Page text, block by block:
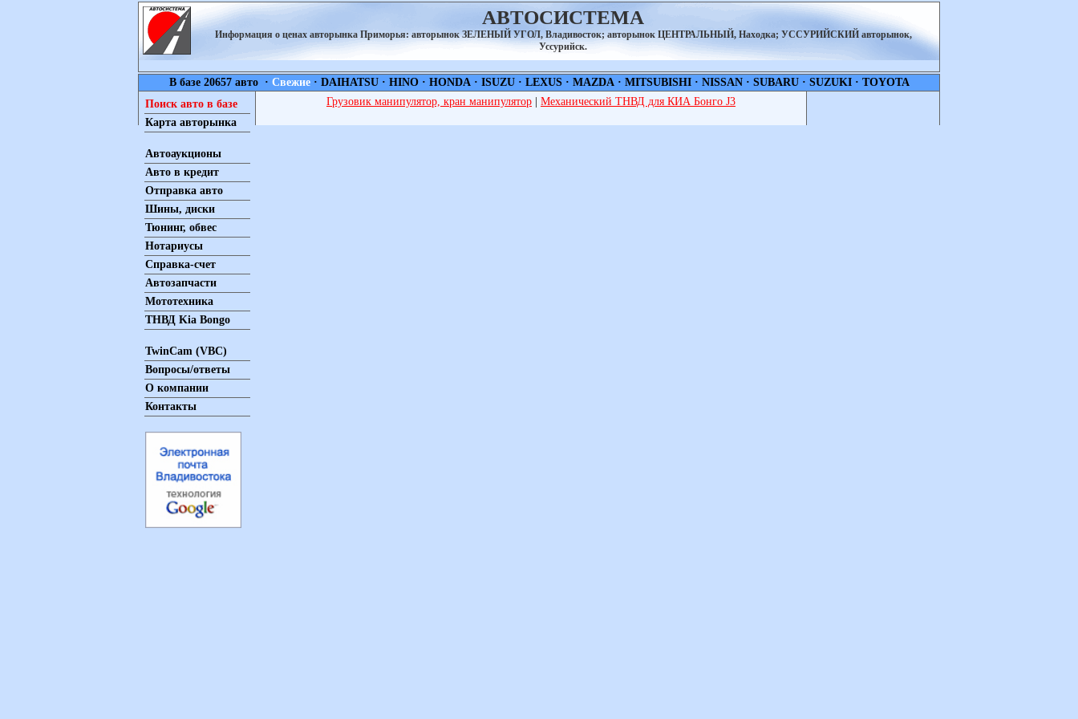
АВТОСИСТЕМА
Информация о ценах авторынка Приморья: авторынок ЗЕЛЕНЫЙ УГОЛ, Владивосток; авторынок ЦЕНТРАЛЬНЫЙ, Находка; УССУРИЙСКИЙ авторынок,
Уссурийск.
В базе 20657 авто · Свежие· DAIHATSU· HINO· HONDA· ISUZU· LEXUS· MAZDA· MITSUBISHI· NISSAN· SUBARU· SUZUKI· TOYOTA
Поиск авто в базе
Карта авторынка
Автоаукционы
Авто в кредит
Отправка авто
Шины, диски
Тюнинг, обвес
Нотариусы
Справка-счет
Автозапчасти
Мототехника
ТНВД Kia Bongo
TwinCam (VBC)
Вопросы/ответы
О компании
Контакты
Грузовик манипулятор, кран манипулятор Механический ТНВД для КИА Бонго J3